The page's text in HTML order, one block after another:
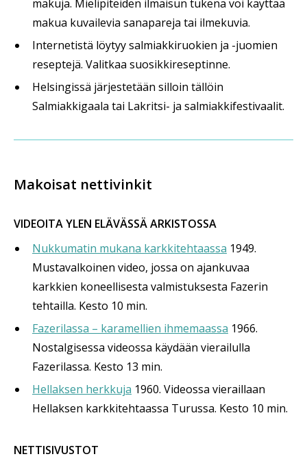
makuja. Mielipiteiden ilmaisun tukena voi käyttää
makua kuvailevia sanapareja tai ilmekuvia.
Internetistä löytyy salmiakkiruokien ja -juomien
reseptejä. Valitkaa suosikkireseptinne.
Helsingissä järjestetään silloin tällöin
Salmiakkigaala tai Lakritsi- ja salmiakkifestivaalit.
Makoisat nettivinkit
VIDEOITA YLEN ELÄVÄSSÄ ARKISTOSSA
Nukkumatin mukana karkkitehtaassa 1949.
Mustavalkoinen video, jossa on ajankuvaa
karkkien koneellisesta valmistuksesta Fazerin
tehtailla. Kesto 10 min.
Fazerilassa – karamellien ihmemaassa 1966.
Nostalgisessa videossa käydään vierailulla
Fazerilassa. Kesto 13 min.
Hellaksen herkkuja 1960. Videossa vieraillaan
Hellaksen karkkitehtaassa Turussa. Kesto 10 min.
NETTISIVUSTOT